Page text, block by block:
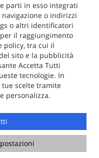
S.r.l., Tutti i diritti
-
Cookie Policy
parti in esso integrati
o indirizzi
o altri identificatori
il raggiungimento
policy, tra cui il
sito e la pubblicità
Accetta Tutti
tecnologie. In
scelte tramite
personalizza.